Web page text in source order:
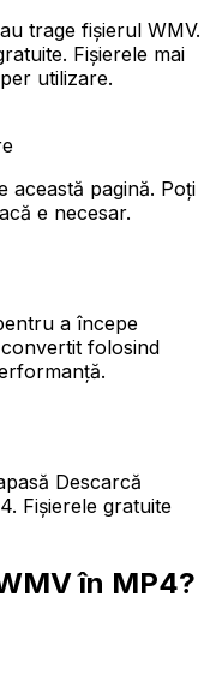
trage fișierul WMV.
Fișierele mai
utilizare.
această pagină. Poți
e necesar.
a începe
folosind
Descarcă
Fișierele gratuite
în MP4?